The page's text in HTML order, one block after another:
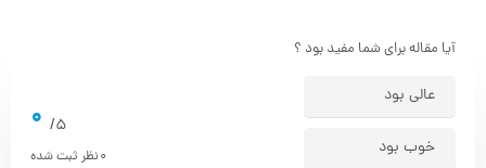
آیا مقاله برای شما مفید بود ؟
عالی بود
خوب بود
5/
0
0نظر ثبت شده